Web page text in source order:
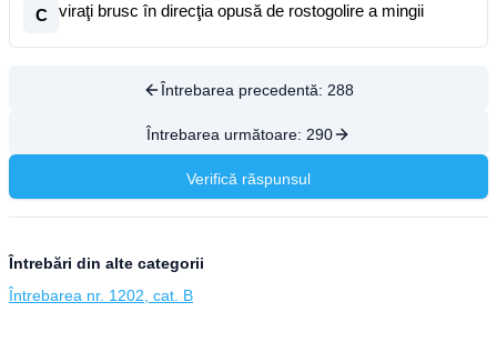
C viraţi brusc în direcţia opusă de rostogolire a mingii
Întrebarea precedentă: 288
Întrebarea următoare: 290
Verifică răspunsul
Întrebări din alte categorii
Întrebarea nr. 1202, cat. B